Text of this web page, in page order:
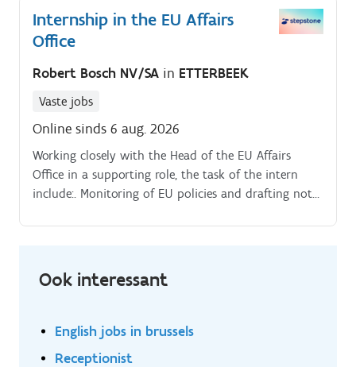
Internship in the EU Affairs
Office
Robert Bosch NV/SA in ETTERBEEK
Vaste jobs
Online sinds 6 aug. 2026
Working closely with the Head of the EU Affairs
Office in a supporting role, the task of the intern
include:. Monitoring of EU policies and drafting notes
Digitalisation, Energy, Environment and Climate etc.);.
Ook interessant
English jobs in brussels
Receptionist